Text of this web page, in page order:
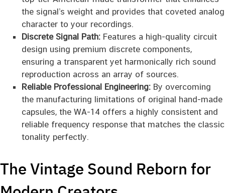
the signal’s weight and provides that coveted analog
character to your recordings.
Discrete Signal Path:Features a high-quality circuit
design using premium discrete components,
ensuring a transparent yet harmonically rich sound
reproduction across an array of sources.
Reliable Professional Engineering:By overcoming
the manufacturing limitations of original hand-made
capsules, the WA-14 offers a highly consistent and
reliable frequency response that matches the classic
tonality perfectly.
The Vintage Sound Reborn for